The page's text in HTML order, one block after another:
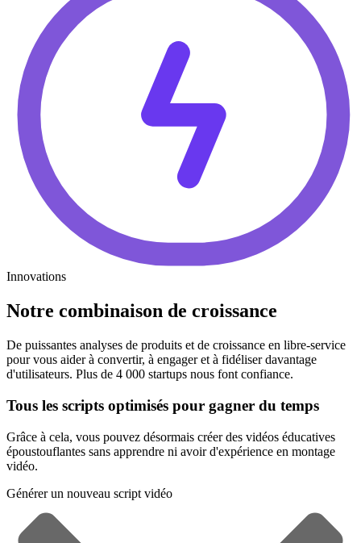
Innovations
Notre combinaison de croissance
De puissantes analyses de produits et de croissance en libre-service
pour vous aider à convertir, à engager et à fidéliser davantage
d'utilisateurs. Plus de 4 000 startups nous font confiance.
Tous les scripts optimisés pour gagner du temps
Grâce à cela, vous pouvez désormais créer des vidéos éducatives
époustouflantes sans apprendre ni avoir d'expérience en montage
vidéo.
Générer un nouveau script vidéo